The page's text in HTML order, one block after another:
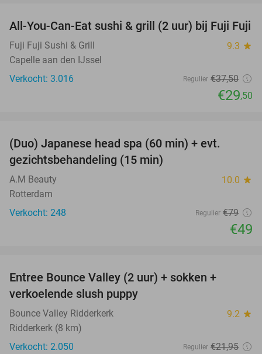
21%
All-You-Can-Eat sushi & grill (2 uur) bij Fuji Fuji
Fuji Fuji Sushi & Grill 9.3 star
Capelle aan den IJssel
Verkocht: 3.016
Regulier €37,50
€29,50
(Duo) Japanese head spa (60 min) + evt.
gezichtsbehandeling (15 min)
A.M Beauty 10.0 star
Rotterdam
Verkocht: 248
Regulier €79
€49
Entree Bounce Valley (2 uur) + sokken +
verkoelende slush puppy
Bounce Valley Ridderkerk 9.2 star
Ridderkerk (8 km)
Verkocht: 2.050
Regulier €21,95